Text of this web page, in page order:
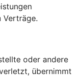
Verträge.
oder andere
übernimmt